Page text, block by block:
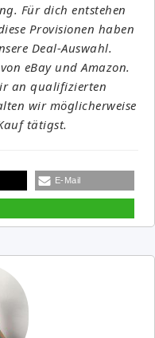
Für dich entstehen
Provisionen haben
Deal-Auswahl.
eBay und Amazon.
an qualifizierten
wir möglicherweise
tätigst.
E-Mail